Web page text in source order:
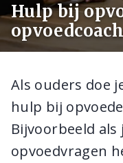
Hulp bij
Als ouders doe
hulp bij
Bijvoorbeeld
opvoedvragen